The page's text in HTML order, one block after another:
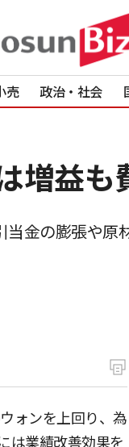
売 政治・社会
増益
金の膨張や
ォンを上回り、為
は業績改善効果を